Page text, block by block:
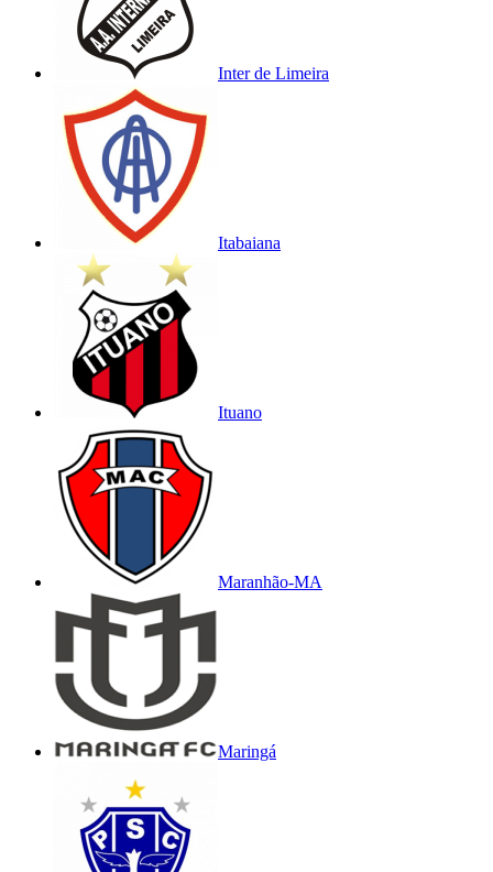
Inter de Limeira
Itabaiana
Ituano
Maranhão-MA
Maringá